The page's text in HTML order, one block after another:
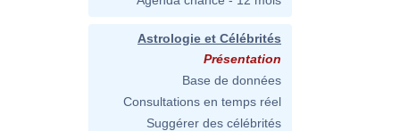
Astrologie et Célébrités
Présentation
Base de données
Consultations en temps réel
Suggérer des célébrités